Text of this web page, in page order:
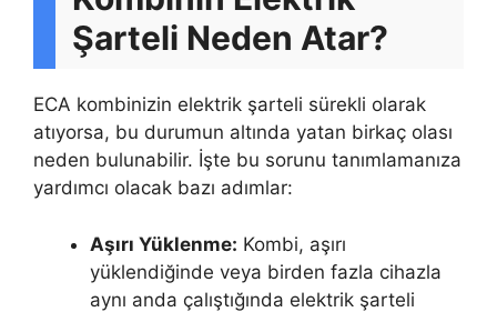
Şarteli Neden Atar?
ECA kombinizin elektrik şarteli sürekli olarak
atıyorsa, bu durumun altında yatan birkaç olası
neden bulunabilir. İşte bu sorunu tanımlamanıza
yardımcı olacak bazı adımlar:
Aşırı Yüklenme: Kombi, aşırı
yüklendiğinde veya birden fazla cihazla
aynı anda çalıştığında elektrik şarteli